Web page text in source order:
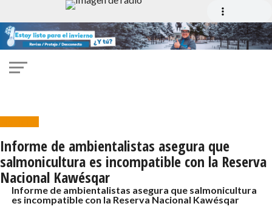
Noticias
Informe de ambientalistas asegura que
salmonicultura es incompatible con la Reserva
Nacional Kawésqar
Informe de ambientalistas asegura que salmonicultura
es incompatible con la Reserva Nacional Kawésqar